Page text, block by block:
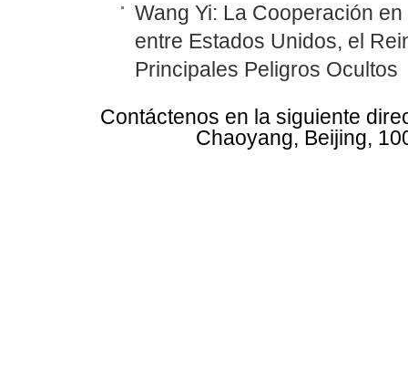
Wang Yi: La Cooperación
entre Estados Unidos, el
Principales Peligros Ocultos
Contáctenos en la siguiente
Chaoyang, Beijing,